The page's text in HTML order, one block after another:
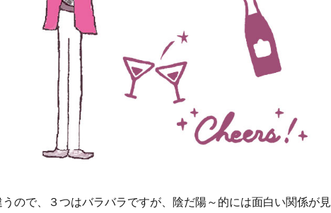
ので、３つはバラバラですが、陰だ陽～的には面白い関係が見